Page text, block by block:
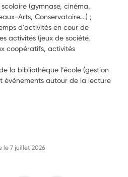
(gymnase, cinéma,
Arts, Conservatoire….) ;
d'activités en cour de
activités (jeux de société,
coopératifs, activités
la bibliothèque l’école (gestion
événements autour de la lecture
le7 juillet 2026